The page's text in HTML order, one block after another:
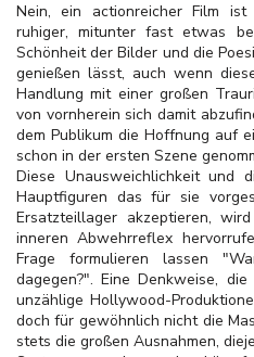
Nein, ein actionreicher Film
ruhiger, mitunter fast etwas
Schönheit der Bilder und die
genießen lässt, auch wenn
Handlung mit einer großen
von vornherein sich damit
dem Publikum die Hoffnung auf
schon in der ersten Szene
Diese Unausweichlichkeit und
Hauptfiguren das für sie
Ersatzteillager akzeptieren,
inneren Abwehrreflex
Frage formulieren lassen
dagegen?". Eine Denkweise,
unzählige Hollywood-
doch für gewöhnlich nicht die
stets die großen Ausnahmen,